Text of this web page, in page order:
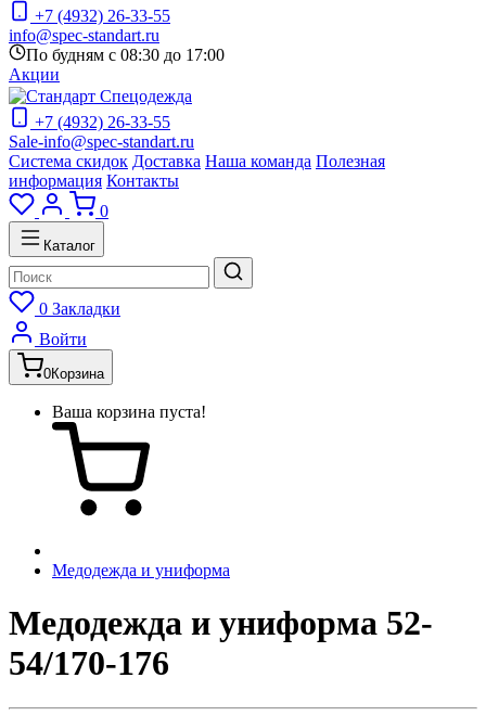
+7 (4932) 26-33-55
info@spec-standart.ru
По будням с 08:30 до 17:00
Акции
+7 (4932) 26-33-55
Sale-info@spec-standart.ru
Система скидок Доставка Наша команда Полезная
информация Контакты
0
Каталог
0 Закладки
Войти
0Корзина
Ваша корзина пуста!
Медодежда и униформа
Медодежда и униформа 52-
54/170-176